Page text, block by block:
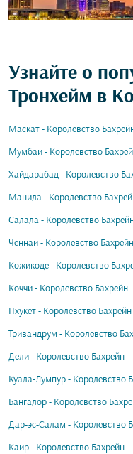
Узнайте о
Тронхейм в
Маскат - Королевство
Мумбаи - Королевство
Хайдарабад - Королевство
Манила - Королевство
Салала - Королевство
Ченнаи - Королевство Бахрейн
Кожикоде - Королевство
Коччи - Королевство Бахрейн
Пхукет - Королевство Бахрейн
Тривандрум - Королевство
Дели - Королевство Бахрейн
Куала-Лумпур - Королевство
Бангалор - Королевство
Дар-эс-Салам - Королевство
Каир - Королевство Бахрейн